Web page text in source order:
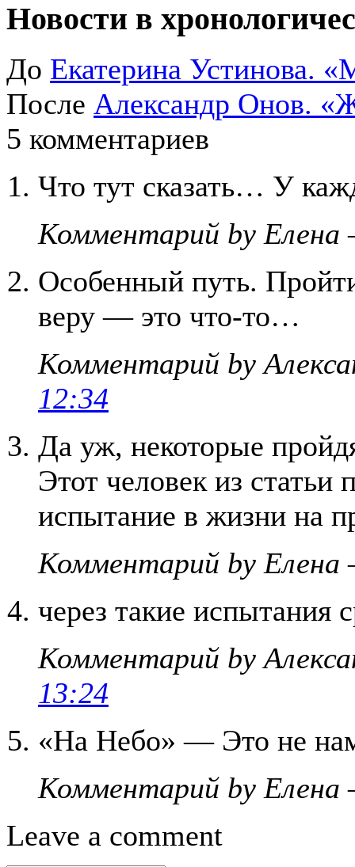
Новости в
До Екатерина Устинова.
После Александр Онов.
5 комментариев
Что тут сказать… У
Комментарий by Елена
Особенный путь.
веру — это что-то…
Комментарий by
12:34
Да уж, некоторые
Этот человек из
испытание в жизни на
Комментарий by Елена
через такие испытания
Комментарий by
13:24
«На Небо» — Это не
Комментарий by Елена
Leave a comment